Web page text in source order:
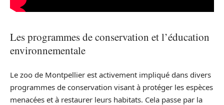
Les programmes de conservation et l’éducation
environnementale
Le zoo de Montpellier est activement impliqué dans divers
programmes de conservation visant à protéger les espèces
menacées et à restaurer leurs habitats. Cela passe par la